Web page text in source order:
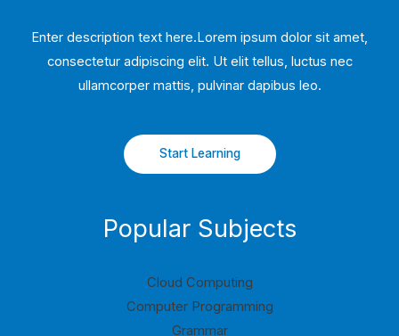
Enter description text here.Lorem ipsum dolor sit amet,
consectetur adipiscing elit. Ut elit tellus, luctus nec
ullamcorper mattis, pulvinar dapibus leo.​
Start Learning
Popular Subjects
Cloud Computing
Computer Programming
Grammar